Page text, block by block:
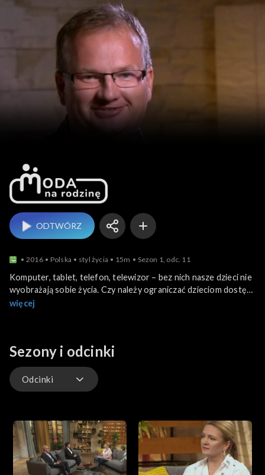
ODTWÓRZ
2016 Polska styl życia 15m Sezon 1, odc. 11
Komputer, tablet, telefon, telewizor – bez nich nasze dzieci nie
wyobrażają sobie życia. Czy należy ograniczać dzieciom dostęp
do sprzętów elektronicznych? Jak skutecznie wyznaczyć
więcej
Sezony i odcinki
Odcinki